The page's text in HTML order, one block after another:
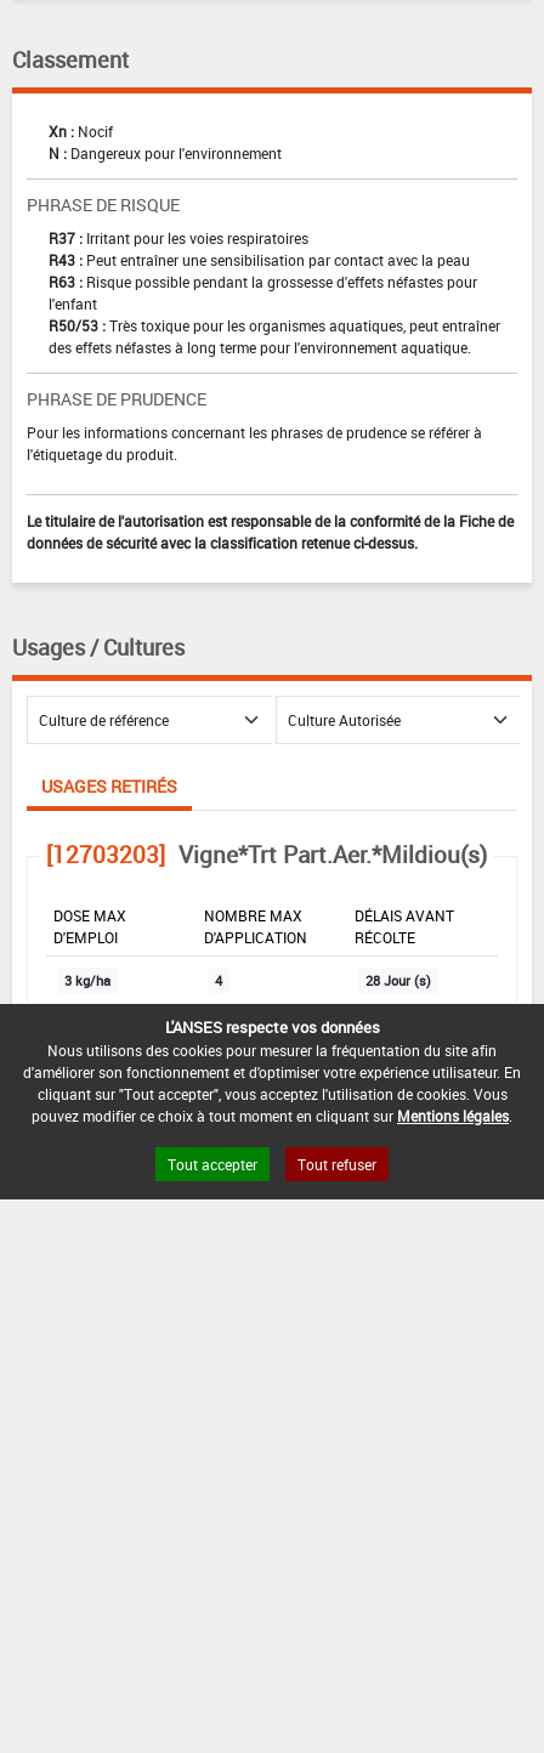
Classement
Xn : Nocif
N : Dangereux pour l'environnement
PHRASE DE RISQUE
R37 : Irritant pour les voies respiratoires
R43 : Peut entraîner une sensibilisation par contact avec la peau
R63 : Risque possible pendant la grossesse d'effets néfastes pour
l'enfant
R50/53 :Très toxique pour les organismes aquatiques, peut entraîner
des effets néfastes à long terme pour l'environnement aquatique.
PHRASE DE PRUDENCE
Pour les informations concernant les phrases de prudence se référer à
l'étiquetage du produit.
Le titulaire de l'autorisation est responsable de la conformité de la Fiche de
données de sécurité avec la classification retenue ci-dessus.
Usages / Cultures
USAGES RETIRÉS
[12703203] Vigne*Trt Part.Aer.*Mildiou(s)
DOSE MAX
D'EMPLOI
NOMBRE MAX
D'APPLICATION
DÉLAIS AVANT
RÉCOLTE
3 kg/ha 4 28 Jour (s)
INTERVALLE MINIMUM ENTRE APPLICATIONS :
-
DATE DE RETRAIT DE L'USAGE :
DATE DE FIN DE DISTRIBUTION :
L'ANSES respecte vos données
Nous utilisons des cookies pour mesurer la fréquentation du site afin
d'améliorer son fonctionnement et d'optimiser votre expérience utilisateur. En
cliquant sur "Tout accepter", vous acceptez l'utilisation de cookies. Vous
pouvez modifier ce choix à tout moment en cliquant sur Mentions légales
Tout accepter Tout refuser